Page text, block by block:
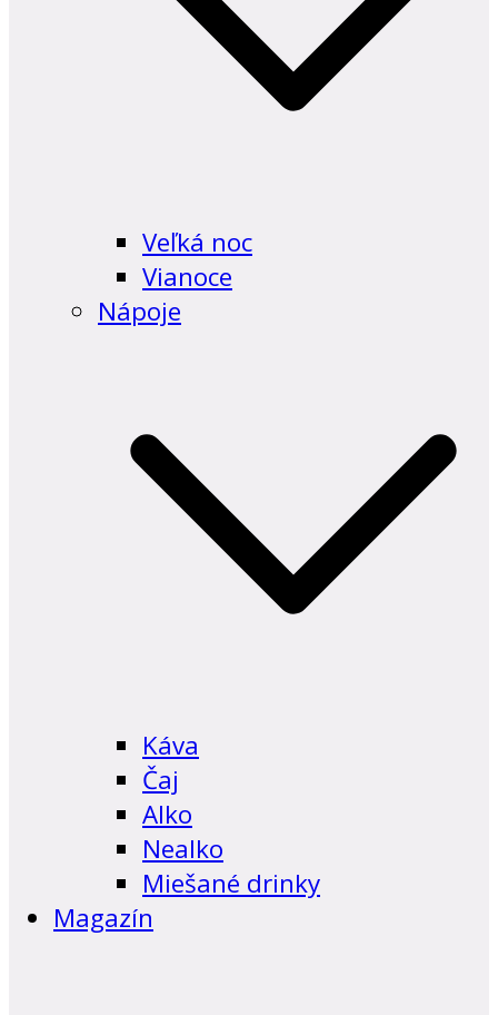
Veľká noc
Vianoce
Nápoje
Káva
Čaj
Alko
Nealko
Miešané drinky
Magazín